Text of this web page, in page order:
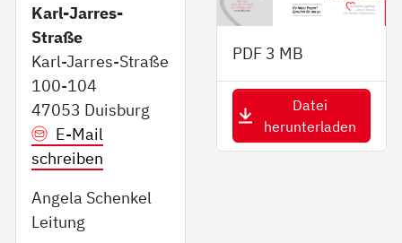
Karl-Jarres-
Straße
Karl-Jarres-Straße
100-104
47053 Duisburg
E-Mail
schreiben
Angela Schenkel
Leitung
PDF 3 MB
Datei
herunterladen